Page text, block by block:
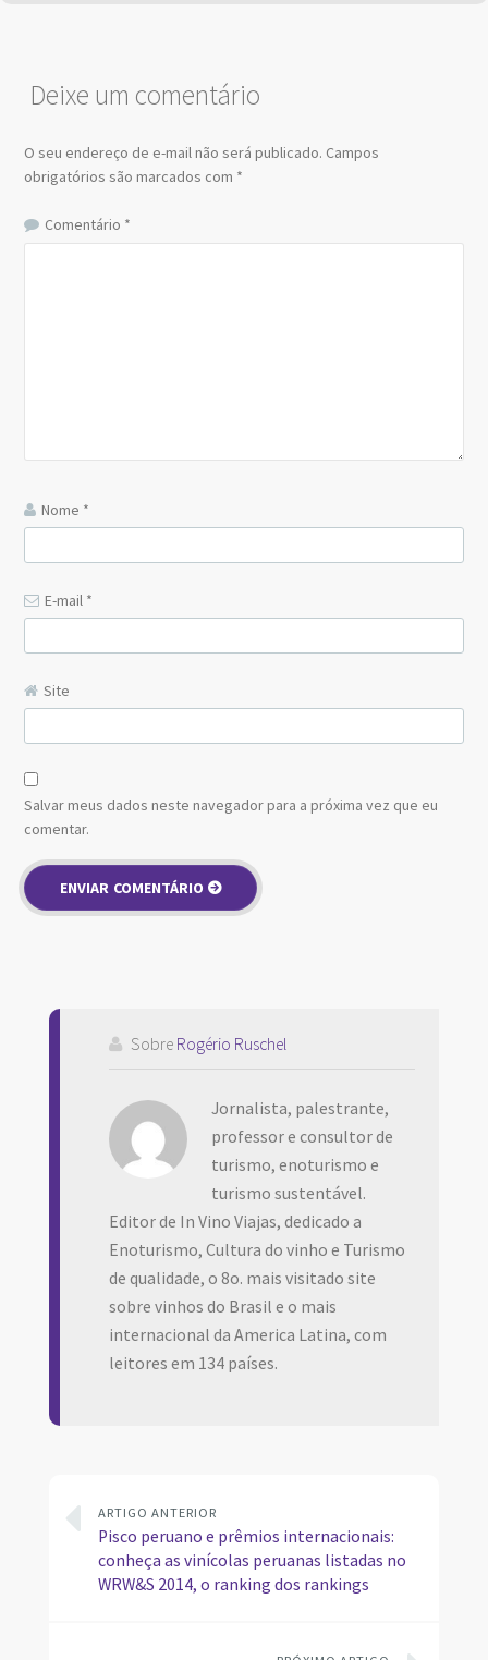
Deixe um comentário
O seu endereço de e-mail não será publicado. Campos
obrigatórios são marcados com *
Comentário *
Nome *
E-mail *
Site
Salvar meus dados neste navegador para a próxima vez que eu
comentar.
Sobre Rogério Ruschel
Jornalista, palestrante,
professor e consultor de
turismo, enoturismo e
turismo sustentável.
Editor de In Vino Viajas, dedicado a
Enoturismo, Cultura do vinho e Turismo
de qualidade, o 8o. mais visitado site
sobre vinhos do Brasil e o mais
internacional da America Latina, com
leitores em 134 países.
ARTIGO ANTERIOR
Pisco peruano e prêmios internacionais:
conheça as vinícolas peruanas listadas no
WRW&S 2014, o ranking dos rankings